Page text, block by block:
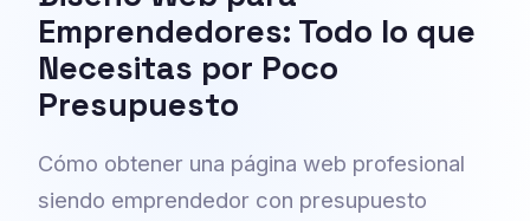
Emprendedores: Todo lo que
Necesitas por Poco
Presupuesto
Cómo obtener una página web profesional
siendo emprendedor con presupuesto